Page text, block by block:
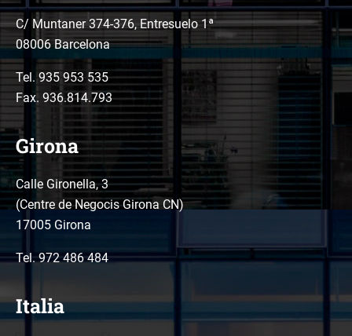
C/ Muntaner 374-376, Entresuelo 1ª
08006 Barcelona
Tel. 935 953 535
Fax. 936.814.793
Girona
Calle Gironella, 3
(Centre de Negocis Girona CN)
17005 Girona
Tel.972 486 484
Italia